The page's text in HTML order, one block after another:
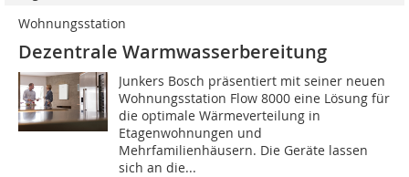
Wohnungsstation
Dezentrale Warmwasserbereitung
Junkers Bosch präsentiert mit seiner neuen
Wohnungsstation Flow 8000 eine Lösung für
die optimale Wärmeverteilung in
Etagenwohnungen und
Mehrfamilienhäusern. Die Geräte lassen
sich an die...